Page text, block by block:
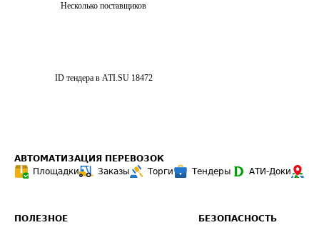
Несколько поставщиков
ID тендера в ATI.SU 18472
АВТОМАТИЗАЦИЯ ПЕРЕВОЗОК
Площадки
Заказы Торги Тендеры АТИ-Доки
ПОЛЕЗНОЕ БЕЗОПАСНОСТЬ